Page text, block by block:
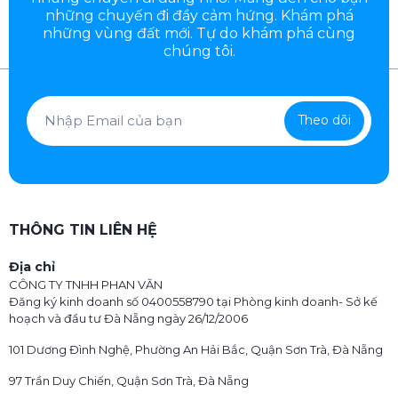
những chuyến đi đầycảm hứng. Khám phá
những vùng đất mới. Tự do khám phá cùng
chúng tôi.
Theo dõi
THÔNG TIN LIÊN HỆ
Địa chỉ
CÔNG TY TNHH PHAN VĂN
Đăng ký kinh doanh số 0400558790 tại Phòng kinh doanh- Sở kế
hoạch và đầu tư Đà Nẵng ngày 26/12/2006
101 Dương Đình Nghệ, Phường An Hải Bắc, Quận Sơn Trà, Đà Nẵng
97 Trần Duy Chiến, Quận Sơn Trà, Đà Nẵng